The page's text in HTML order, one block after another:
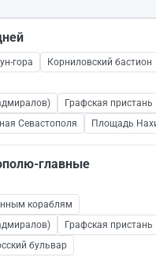
гора
Корниловский бастион
Графская пристань
Севастополя Площадь
главные
кораблям
Графская пристань
бульвар